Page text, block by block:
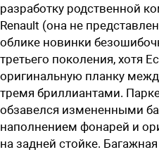
разработку родственной
Renault (она не
облике новинки
третьего поколения, хотя
оригинальную планку
тремя бриллиантами.
обзавелся измененными
наполнением фонарей и
на задней стойке.